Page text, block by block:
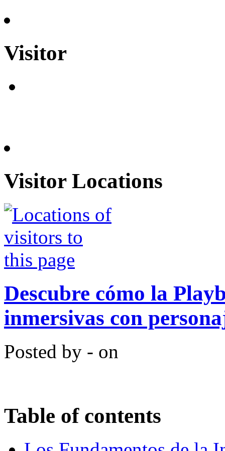
Visitor
Visitor Locations
Descubre cómo la
inmersivas con
Posted by - on
Table of contents